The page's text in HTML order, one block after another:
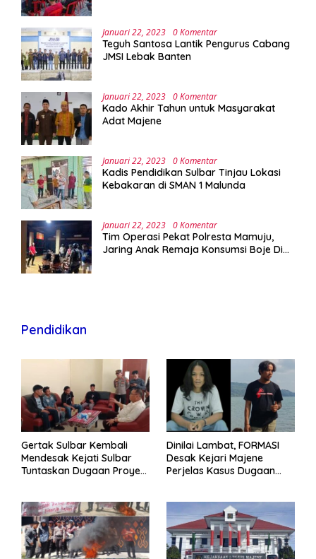
Januari 22, 2023 0 Komentar
Teguh Santosa Lantik Pengurus Cabang
JMSI Lebak Banten
Januari 22, 2023 0 Komentar
Kado Akhir Tahun untuk Masyarakat
Adat Majene
Januari 22, 2023 0 Komentar
Kadis Pendidikan Sulbar Tinjau Lokasi
Kebakaran di SMAN 1 Malunda
Januari 22, 2023 0 Komentar
Tim Operasi Pekat Polresta Mamuju,
Jaring Anak Remaja Konsumsi Boje Di
Pendidikan
Gertak Sulbar Kembali
Mendesak Kejati Sulbar
Tuntaskan Dugaan Proyek
Dinilai Lambat, FORMASI
Desak Kejari Majene
Perjelas Kasus Dugaan